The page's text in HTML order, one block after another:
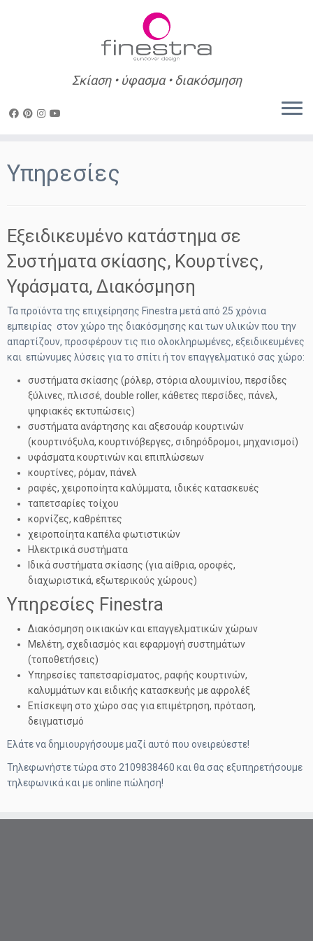
to
content
Σκίαση • ύφασμα • διακόσμηση
Υπηρεσίες
Εξειδικευμένο κατάστημα σε
Συστήματα σκίασης, Κουρτίνες,
Υφάσματα, Διακόσμηση
Τα προϊόντα της επιχείρησης Finestra μετά από 25 χρόνια
εμπειρίας στον χώρο της διακόσμησης και των υλικών που την
απαρτίζουν, προσφέρουν τις πιο ολοκληρωμένες, εξειδικευμένες
και επώνυμες λύσεις για το σπίτι ή τον επαγγελματικό σας χώρο:
συστήματα σκίασης (ρόλερ, στόρια αλουμινίου, περσίδες
ξύλινες, πλισσέ, double roller, κάθετες περσίδες, πάνελ,
ψηφιακές εκτυπώσεις)
συστήματα ανάρτησης και αξεσουάρ κουρτινών
(κουρτινόξυλα, κουρτινόβεργες, σιδηρόδρομοι, μηχανισμοί)
υφάσματα κουρτινών και επιπλώσεων
κουρτίνες, ρόμαν, πάνελ
ραφές, χειροποίητα καλύμματα, ιδικές κατασκευές
ταπετσαρίες τοίχου
κορνίζες, καθρέπτες
χειροποίητα καπέλα φωτιστικών
Ηλεκτρικά συστήματα
Ιδικά συστήματα σκίασης (για αίθρια, οροφές,
διαχωριστικά, εξωτερικούς χώρους)
Υπηρεσίες Finestra
Διακόσμηση οικιακών και επαγγελματικών χώρων
Μελέτη, σχεδιασμός και εφαρμογή συστημάτων
(τοποθετήσεις)
Υπηρεσίες ταπετσαρίσματος, ραφής κουρτινών,
καλυμμάτων και ειδικής κατασκευής με αφρολέξ
Επίσκεψη στο χώρο σας για επιμέτρηση, πρόταση,
δειγματισμό
Ελάτε να δημιουργήσουμε μαζί αυτό που ονειρεύεστε!
Τηλεφωνήστε τώρα στο 2109838460 και θα σας εξυπηρετήσουμε
τηλεφωνικά και με online πώληση!